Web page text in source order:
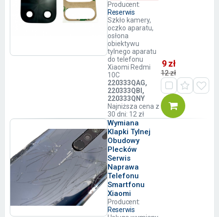
Producent:
Reserwis
Szkło kamery,
oczko aparatu,
osłona
obiektywu
tylnego aparatu
do telefonu
Xiaomi Redmi
10C
220333QAG,
220333QBI,
220333QNY
Najniższa cena z
30 dni: 12 zł
9 zł
12 zł
Wymiana
Klapki Tylnej
Obudowy
Plecków
Serwis
Naprawa
Telefonu
Smartfonu
Xiaomi
Producent:
Reserwis